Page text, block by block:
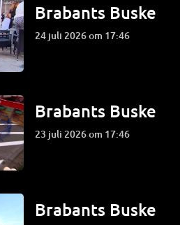
Brabants Buske
24 juli 2026 om 17:46
Brabants Buske
23 juli 2026 om 17:46
Brabants Buske